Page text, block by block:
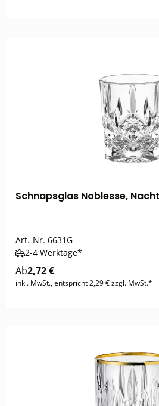
Schnapsglas Noblesse,
Art.-Nr. 6631G
2-4 Werktage*
Ab2,72 €
inkl. MwSt., entspricht 2,29 € zzgl. MwSt.*